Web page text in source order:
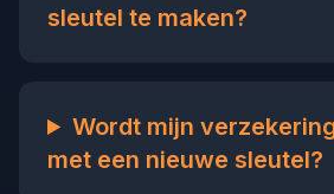
sleutel te maken?
Wordt mijn
met een nieuwe sleutel?